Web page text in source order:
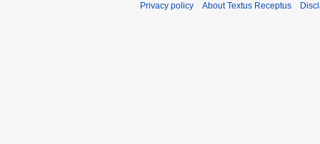
Privacy policy About Textus Receptus